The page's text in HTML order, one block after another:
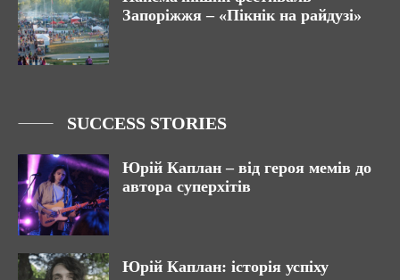
Запоріжжя – «Пікнік на райдузі»
SUCCESS STORIES
Юрій Каплан – від героя мемів до
автора суперхітів
Юрій Каплан: історія успіху